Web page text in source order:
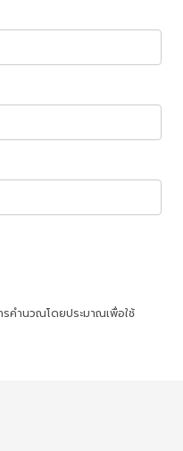
รคำนวณโดยประมาณเพื่อใช้